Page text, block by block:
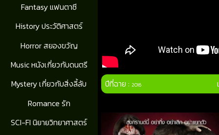
Fantasy แฟนตาซี
History ประวัติศาสตร์
Horror สยองขวัญ
Music หนังเกี่ยวกับดนตรี
Mystery เกี่ยวกับสิ่งลี้ลับ
Romance รัก
SCI-FI นิยายวิทยาศาสตร์
ปีที่ฉาย :2016